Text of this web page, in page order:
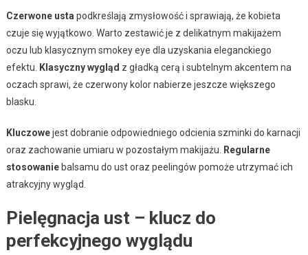
Czerwone usta podkreślają zmysłowość i sprawiają, że kobieta
czuje się wyjątkowo. Warto zestawić je z delikatnym makijażem
oczu lub klasycznym smokey eye dla uzyskania eleganckiego
efektu.
Klasyczny wygląd z gładką cerą i subtelnym akcentem na
oczach sprawi, że czerwony kolor nabierze jeszcze większego
blasku.
Kluczowejest dobranie odpowiedniego odcienia szminki do karnacji
oraz zachowanie umiaru w pozostałym makijażu.
Regularne
stosowaniebalsamu do ust oraz peelingów pomoże utrzymać ich
atrakcyjny wygląd.
Pielęgnacja ust – klucz do
perfekcyjnego wyglądu